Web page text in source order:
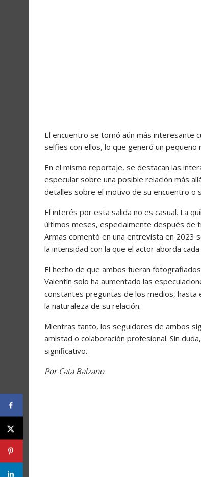
El encuentro se tornó aún más interesante
selfies con ellos, lo que generó un
En el mismo reportaje, se destacan las
especular sobre una posible relación más
detalles sobre el motivo de su encuentro o
El interés por esta salida no es casual. La
últimos meses, especialmente después de
Armas comentó en una entrevista en 2023
la intensidad con la que el actor aborda
El hecho de que ambos fueran
Valentín solo ha aumentado las
constantes preguntas de los medios,
la naturaleza de su relación.
Mientras tanto, los seguidores de ambos
amistad o colaboración profesional. Sin
significativo.
Por Cata Balzano